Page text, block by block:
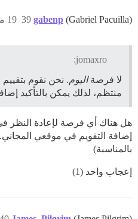
gabenp (Gabriel Pacuilla) 19 مارس 2025، 1:28ص 39
jomaxro:
لا فرصةاليوم. نحن نقوم
منتظم، لذلك يمكن بالتأكيد
هل هناك أي فرصة لإعادة النظر
إضافة التقويم في موقعي
بالمناسبة)
إعجاب واحد (1)